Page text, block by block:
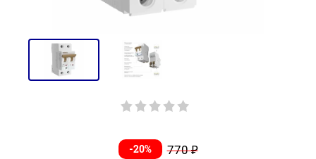
-20% 770₽